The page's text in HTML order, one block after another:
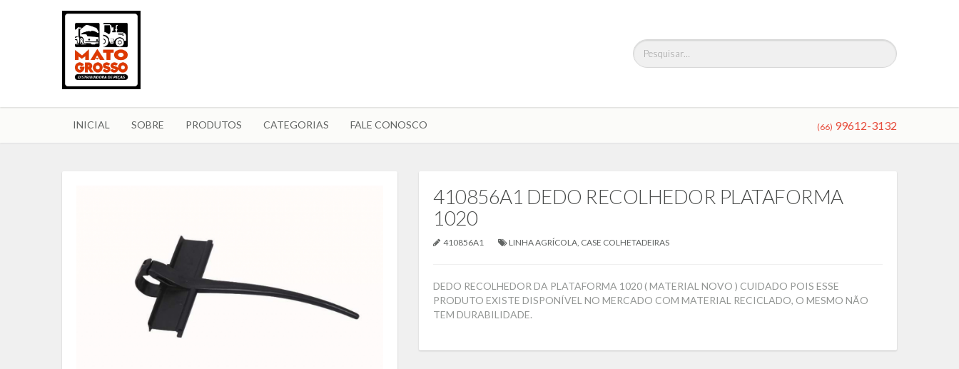
INICIAL SOBRE PRODUTOS CATEGORIAS FALE CONOSCO (66) 99612-3132
410856A1 DEDO RECOLHEDOR PLATAFORMA
1020
410856A1 LINHA AGRÍCOLA, CASE COLHETADEIRAS
DEDO RECOLHEDOR DA PLATAFORMA 1020 ( MATERIAL NOVO ) CUIDADO POIS ESSE
PRODUTO EXISTE DISPONÍVEL NO MERCADO COM MATERIAL RECICLADO, O MESMO NÃO
TEM DURABILIDADE.